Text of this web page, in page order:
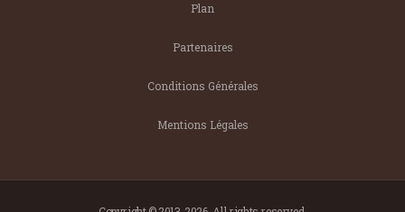
Plan
Partenaires
Conditions Générales
Mentions Légales